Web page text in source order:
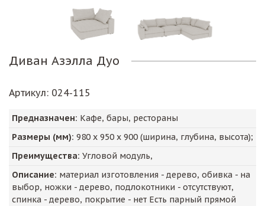
Диван Азэлла Дуо
Артикул: 024-115
Предназначен: Кафе, бары, рестораны
Размеры (мм): 980 х 950 х 900 (ширина, глубина, высота);
Преимущества: Угловой модуль,
Описание: материал изготовления - дерево, обивка - на
выбор, ножки - дерево, подлокотники - отсутствуют,
спинка - дерево, покрытие - нет Есть парный прямой